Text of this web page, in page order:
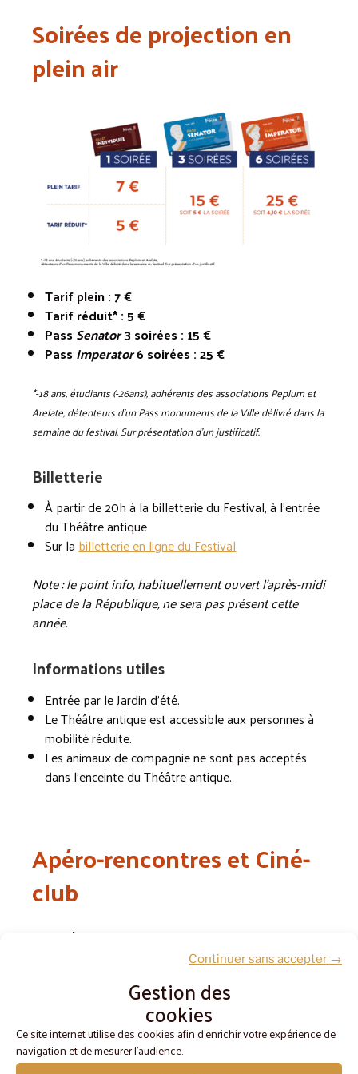
Gestion des
cookies
Ce site internet utilise des cookies afin d'enrichir votre expérience de
navigation et de mesurer l'audience.
Continuer sans accepter →
Soirées de projection en
plein air
Tarif plein : 7 €
Tarif réduit* : 5 €
Pass Senator3 soirées : 15 €
Pass Imperator6 soirées : 25 €
*-18 ans, étudiants (-26ans), adhérents des associations Peplum et
Arelate, détenteurs d’un Pass monuments de la Ville délivré dans la
semaine du festival. Sur présentation d’un justificatif.
Billetterie
À partir de 20h à la billetterie du Festival, à l’entrée
du Théâtre antique
Sur labilletterie en ligne du Festival
Note : le point info, habituellement ouvert l’après-midi
place de la République, ne sera pas présent cette
année.
Informations utiles
Entrée par le Jardin d’été.
Le Théâtre antique est accessible aux personnes à
mobilité réduite.
Les animaux de compagnie ne sont pas acceptés
dans l’enceinte du Théâtre antique.
Apéro-rencontres et Ciné-
club
Entrée gratuite
Espace buvette, à côté de l’entrée de la soirée
Renseignements